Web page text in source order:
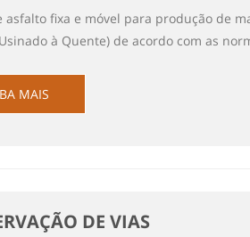
asfalto fixa e móvel para produção de
à Quente) de acordo com as
MAIS
DE VIAS